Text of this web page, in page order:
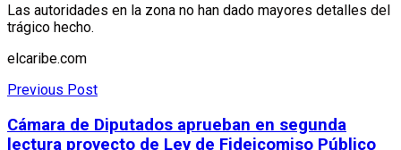
Las autoridades en la zona no han dado mayores detalles del
trágico hecho.
elcaribe.com
Previous Post
Cámara de Diputados aprueban en segunda
lectura proyecto de Ley de Fideicomiso Público